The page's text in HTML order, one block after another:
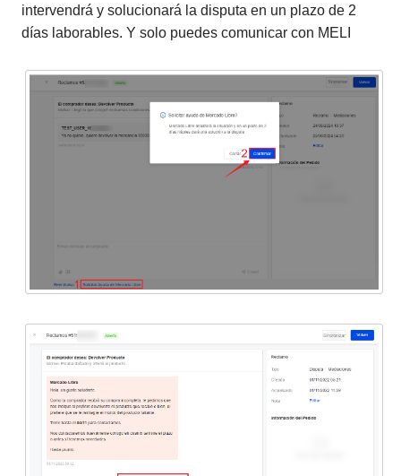
intervendrá y solucionará la disputa en un plazo de 2
días laborables. Y solo puedes comunicar con MELI